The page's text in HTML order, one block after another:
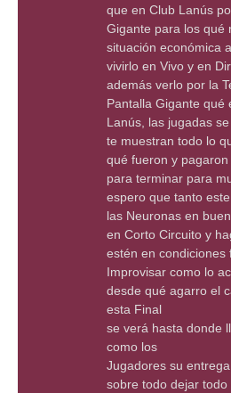
que en Club Lanús
Gigante para los qué
situación económica
vivirlo en Vivo y en
además verlo por la
Pantalla Gigante qué
Lanús, las jugadas
te muestran todo lo
qué fueron y
para terminar para
espero que tanto
las Neuronas en
en Corto Circuito y
estén en condiciones
Improvisar como lo
desde qué agarro el
esta Final
se verá hasta donde
como los
Jugadores su
sobre todo dejar